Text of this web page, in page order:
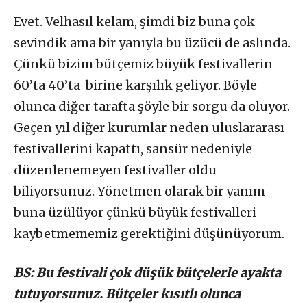
Evet. Velhasıl kelam, şimdi biz buna çok
sevindik ama bir yanıyla bu üzücü de aslında.
Çünkü bizim bütçemiz büyük festivallerin
60’ta 40’ta birine karşılık geliyor. Böyle
olunca diğer tarafta şöyle bir sorgu da oluyor.
Geçen yıl diğer kurumlar neden uluslararası
festivallerini kapattı, sansür nedeniyle
düzenlenemeyen festivaller oldu
biliyorsunuz. Yönetmen olarak bir yanım
buna üzülüyor çünkü büyük festivalleri
kaybetmememiz gerektiğini düşünüyorum.
BS: Bu festivali çok düşük bütçelerle ayakta
tutuyorsunuz. Bütçeler kısıtlı olunca